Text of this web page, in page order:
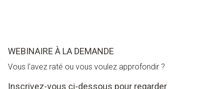
WEBINAIRE À LA DEMANDE
Vous l'avez raté ou vous voulez approfondir ?
Inscrivez-vous ci-dessous pour regarder